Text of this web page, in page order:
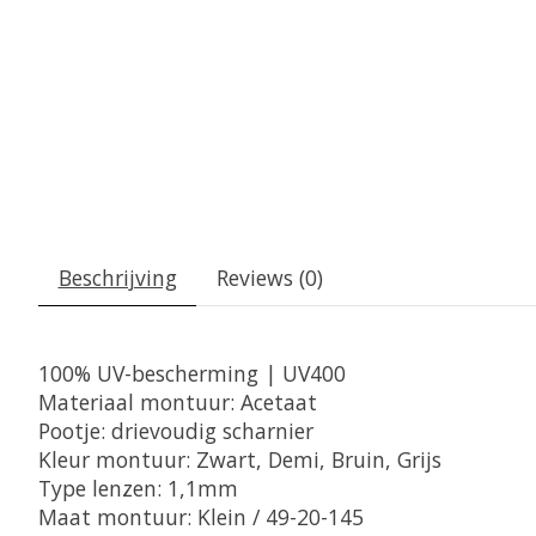
Beschrijving Reviews (0)
100% UV-bescherming | UV400
Materiaal montuur: Acetaat
Pootje: drievoudig scharnier
Kleur montuur: Zwart, Demi, Bruin, Grijs
Type lenzen: 1,1mm
Maat montuur: Klein / 49-20-145